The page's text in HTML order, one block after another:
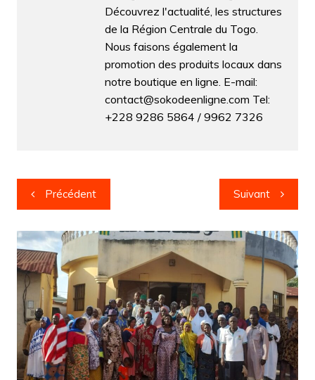
Découvrez l'actualité, les structures
de la Région Centrale du Togo.
Nous faisons également la
promotion des produits locaux dans
notre boutique en ligne. E-mail:
contact@sokodeenligne.com Tel:
+228 9286 5864 / 9962 7326
Navigation
de
l’article
Précédent Suivant